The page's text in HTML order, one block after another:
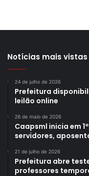
Notícias mais vistas
24 de julho de 2026
Prefeitura
leilão online
26 de maio de 2026
Caapsml inicia em
servidores,
21 de julho de 2026
Prefeitura abre
professores